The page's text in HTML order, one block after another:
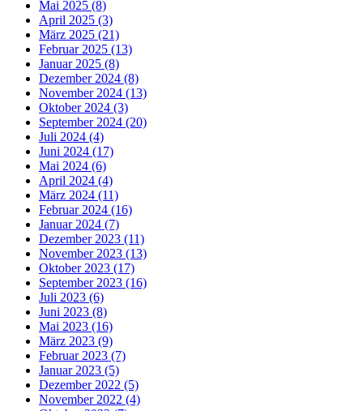
Mai 2025 (8)
April 2025 (3)
März 2025 (21)
Februar 2025 (13)
Januar 2025 (8)
Dezember 2024 (8)
November 2024 (13)
Oktober 2024 (3)
September 2024 (20)
Juli 2024 (4)
Juni 2024 (17)
Mai 2024 (6)
April 2024 (4)
März 2024 (11)
Februar 2024 (16)
Januar 2024 (7)
Dezember 2023 (11)
November 2023 (13)
Oktober 2023 (17)
September 2023 (16)
Juli 2023 (6)
Juni 2023 (8)
Mai 2023 (16)
März 2023 (9)
Februar 2023 (7)
Januar 2023 (5)
Dezember 2022 (5)
November 2022 (4)